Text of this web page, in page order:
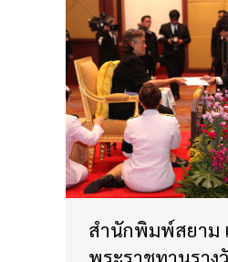
สำนักพิมพ์สยาม